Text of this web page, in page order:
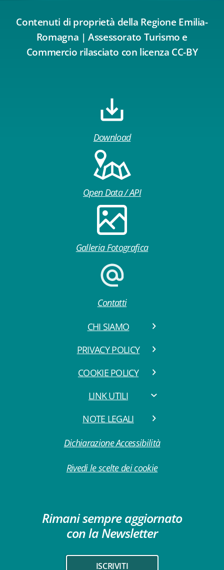
Contenuti di proprietà della Regione Emilia-
Romagna | Assessorato Turismo e
Commercio rilasciato con licenza CC-BY
Download
Open Data / API
Galleria Fotografica
Contatti
CHI SIAMO
PRIVACY POLICY
COOKIE POLICY
LINK UTILI
NOTE LEGALI
Dichiarazione Accessibilità
Rivedi le scelte dei cookie
Rimani sempre aggiornato
con la Newsletter
ISCRIVITI